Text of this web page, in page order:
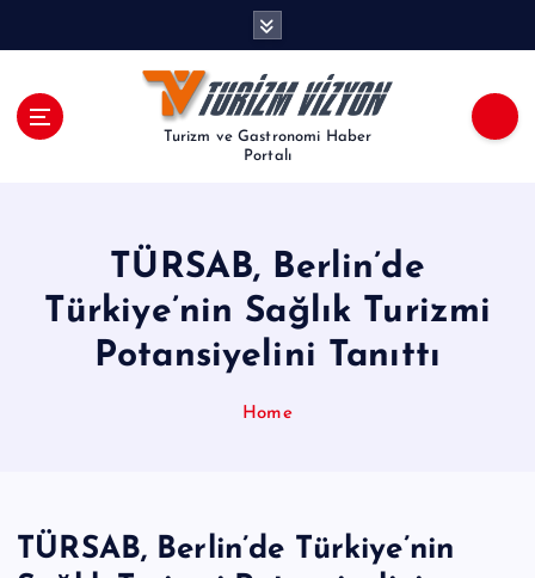
Turizm ve Gastronomi Haber
Portalı
TÜRSAB, Berlin’de
Türkiye’nin Sağlık Turizmi
Potansiyelini Tanıttı
Home
TÜRSAB, Berlin’de Türkiye’nin